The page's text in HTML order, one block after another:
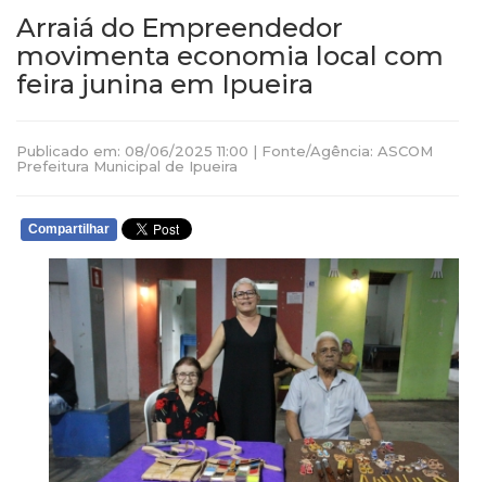
Arraiá do Empreendedor
movimenta economia local com
feira junina em Ipueira
Publicado em: 08/06/2025 11:00 | Fonte/Agência: ASCOM
Prefeitura Municipal de Ipueira
Compartilhar